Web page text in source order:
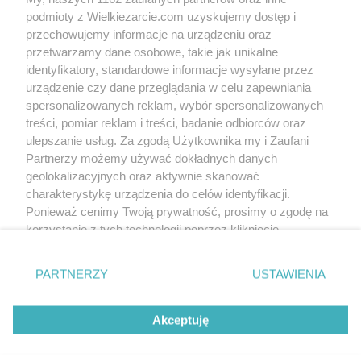
kropeczka9999 (2010-10-01 12:41)
Zupka pyszna polecam!!!!
podmioty z Wielkiezarcie.com uzyskujemy dostęp i
przechowujemy informacje na urządzeniu oraz
przetwarzamy dane osobowe, takie jak unikalne
identyfikatory, standardowe informacje wysyłane przez
urządzenie czy dane przeglądania w celu zapewniania
spersonalizowanych reklam, wybór spersonalizowanych
treści, pomiar reklam i treści, badanie odbiorców oraz
ulepszanie usług. Za zgodą Użytkownika my i Zaufani
Partnerzy możemy używać dokładnych danych
geolokalizacyjnych oraz aktywnie skanować
charakterystykę urządzenia do celów identyfikacji.
Ponieważ cenimy Twoją prywatność, prosimy o zgodę na
korzystanie z tych technologii poprzez kliknięcie
zmienić/wycofać klikając przycisk ustawień prywatności
znajdujący się w lewym dolnym rogu strony
rodzaje przetwarzania danych nie wymagają zgody
użytkownika, ale masz prawo sprzeciwić się takiemu
przetwarzaniu. Preferencje będą miały zastosowania tylko
PARTNERZY USTAWIENIA
Akceptuję